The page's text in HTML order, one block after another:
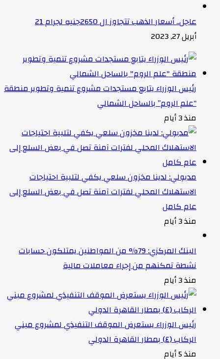
عاجل.. أسعار الذهب تتجاوز ال 2650جنيه لجرام 21
أبريل 27, 2023
رئيس الوزراء يتابع مستجدات مشروع تنمية وتطوير منطقة
“علم الروم” بالساحل الشمالي
منذ 3 أيام
مدبولي: لدينا مخزون سلعي يكفي لتلبية احتياجات
الاستهلاك المحلي لفترات آمنة تصل في بعض السلع إلى
عام كامل
منذ 3 أيام
البنك المركزي: 79% من المواطنين يمتلكون حسابات
نشطة تمكنهم من إجراء معاملات مالية
منذ 3 أيام
رئيس الوزراء يستعرض الموقف التنفيذي لمشروع مبني
الركاب (٤) بمطار القاهرة الدولي
منذ 5 أيام